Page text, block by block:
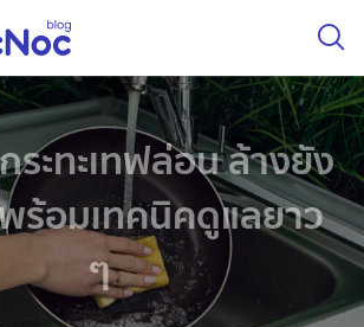
ระทะเทฟล่อน ล้างยัง
ร้อมเทคนิคดูแลยาว
ๆ